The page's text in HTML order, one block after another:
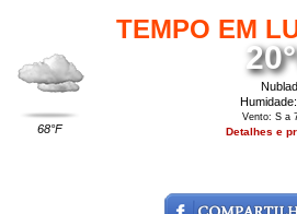
TEMPO EM
68°F
Vento: S a
Detalhes e